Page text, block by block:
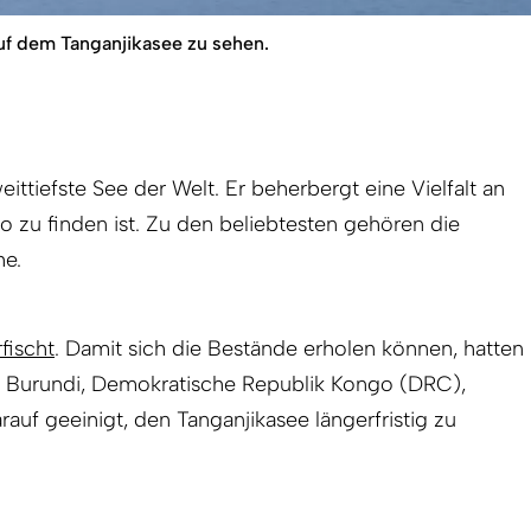
Tanganjikasee zu sehen.
See der Welt. Er beherbergt eine Vielfalt an
zu finden ist. Zu den beliebtesten gehören die
. Damit sich die Bestände erholen können, hatten
Demokratische Republik Kongo (DRC),
geeinigt, den Tanganjikasee längerfristig zu